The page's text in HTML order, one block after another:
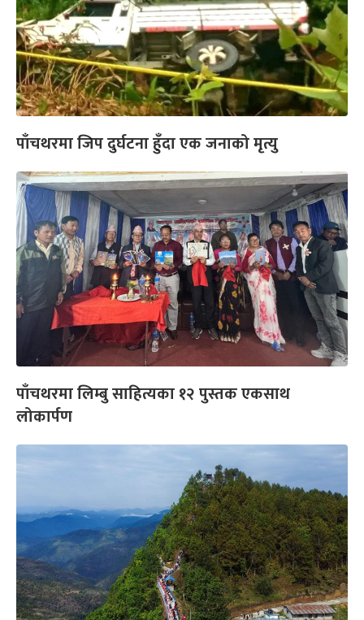
पाँचथरमा जिप दुर्घटना हुँदा एक जनाको मृत्यु
पाँचथरमा लिम्बु साहित्यका १२ पुस्तक एकसाथ
लोकार्पण